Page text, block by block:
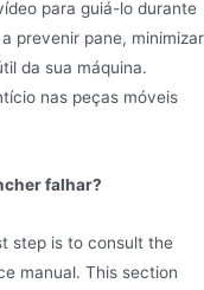
para guiá-lo durante
prevenir pane, minimizar
da sua máquina.
nas peças móveis
falhar?
step is to consult the
manual. This section